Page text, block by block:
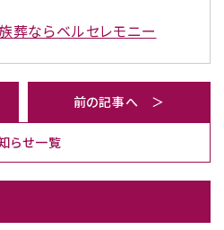
葬ならベルセレモニー
らせ一覧
前の記事へ ＞